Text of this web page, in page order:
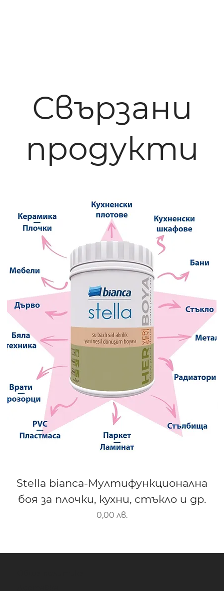
Свързани
продукти
Stella bianca-Мултифункционална
боя за плочки, кухни, стъкло и др.
Цена
0,00 лв.